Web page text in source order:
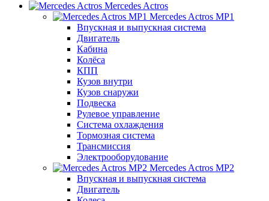
Mercedes Actros
Mercedes Actros MP1
Впускная и выпускная система
Двигатель
Кабина
Колёса
КПП
Кузов внутри
Кузов снаружи
Подвеска
Рулевое управление
Система охлаждения
Тормозная система
Трансмиссия
Электрооборудование
Mercedes Actros MP2
Впускная и выпускная система
Двигатель